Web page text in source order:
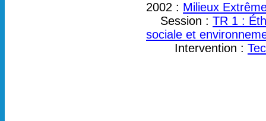
2002 : Milieux
Session : TR 1 :
sociale et
Intervention :